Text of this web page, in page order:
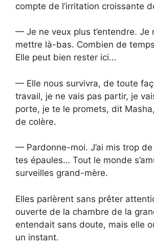
compte de l’irritation croissante
— Je ne veux plus t’entendre. Je
mettre là-bas. Combien de
Elle peut bien rester ici…
— Elle nous survivra, de toute
travail, je ne vais pas partir, je
porte, je te le promets, dit
de colère.
— Pardonne-moi. J’ai mis trop
tes épaules… Tout le monde
surveilles grand-mère.
Elles parlèrent sans prêter
ouverte de la chambre de la
entendait sans doute, mais elle
un instant.